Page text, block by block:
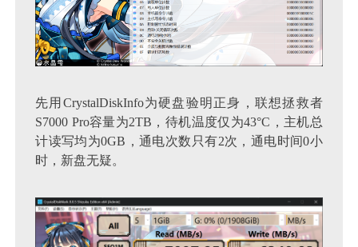
先用CrystalDiskInfo为硬盘验明正身，联想拯救者
S7000 Pro容量为2TB，待机温度仅为43°C，主机总
计读写均为0GB，通电次数只有2次，通电时间0小
时，新盘无疑。